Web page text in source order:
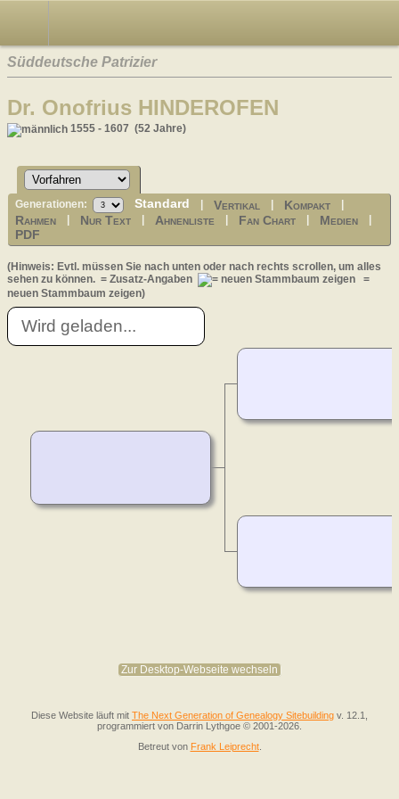
Süddeutsche Patrizier
Dr. Onofrius HINDEROFEN
1555 - 1607 (52 Jahre)
Generationen: Standard |Vertikal Kompakt
Rahmen Nur Text Ahnenliste Fan Chart Medien
PDF
(Hinweis: Evtl. müssen Sie nach unten oder nach rechts scrollen, um alles
sehen zu können. = Zusatz-Angaben
=
neuen Stammbaum zeigen)
Wird geladen...
Zur Desktop-Webseite wechseln
Diese Website läuft mit The Next Generation of Genealogy Sitebuilding v. 12.1,
programmiert von Darrin Lythgoe © 2001-2026.
Betreut von Frank Leiprecht.